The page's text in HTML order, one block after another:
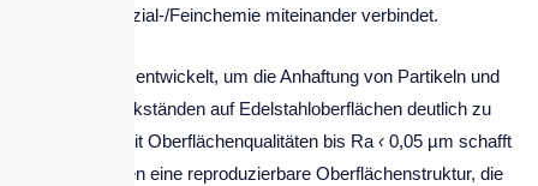
Spezial-/Feinchemie miteinander verbindet.
OGF wurde entwickelt, um die Anhaftung von Partikeln und
Produktrückständen auf Edelstahloberflächen deutlich zu
reduzieren. Mit Oberflächenqualitäten bis Ra‹ 0,05 µm schafft
das Verfahren eine reproduzierbare Oberflächenstruktur, die